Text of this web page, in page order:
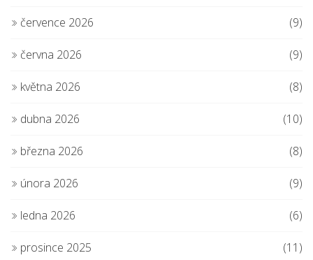
července 2026 (9)
června 2026 (9)
května 2026 (8)
dubna 2026 (10)
března 2026 (8)
února 2026 (9)
ledna 2026 (6)
prosince 2025 (11)